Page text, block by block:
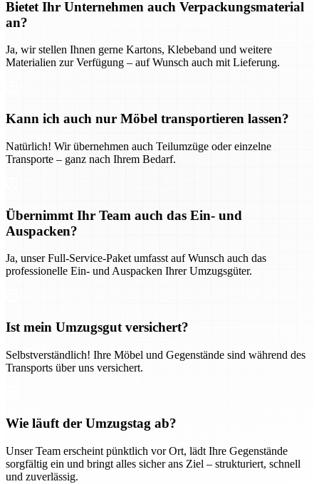
Bietet Ihr Unternehmen auch Verpackungsmaterial
an?
Ja, wir stellen Ihnen gerne Kartons, Klebeband und weitere
Materialien zur Verfügung – auf Wunsch auch mit Lieferung.
Kann ich auch nur Möbel transportieren lassen?
Natürlich! Wir übernehmen auch Teilumzüge oder einzelne
Transporte – ganz nach Ihrem Bedarf.
Übernimmt Ihr Team auch das Ein- und
Auspacken?
Ja, unser Full-Service-Paket umfasst auf Wunsch auch das
professionelle Ein- und Auspacken Ihrer Umzugsgüter.
Ist mein Umzugsgut versichert?
Selbstverständlich! Ihre Möbel und Gegenstände sind während des
Transports über uns versichert.
Wie läuft der Umzugstag ab?
Unser Team erscheint pünktlich vor Ort, lädt Ihre Gegenstände
sorgfältig ein und bringt alles sicher ans Ziel – strukturiert, schnell
und zuverlässig.